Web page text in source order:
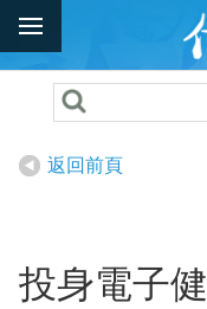
返回前頁
投身電子